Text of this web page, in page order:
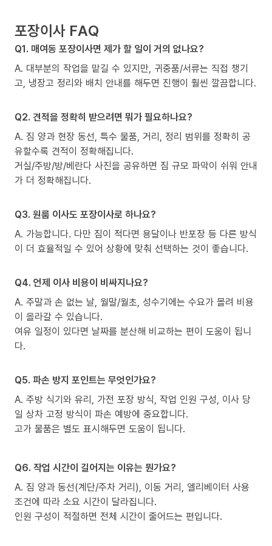
포장이사 FAQ
Q1. 매여동 포장이사면 제가 할 일이 거의 없나요?
A. 대부분의 작업을 맡길 수 있지만, 귀중품/서류는 직접 챙기
고, 냉장고 정리와 배치 안내를 해두면 진행이 훨씬 깔끔합니다.
Q2. 견적을 정확히 받으려면 뭐가 필요하나요?
A. 짐 양과 현장 동선, 특수 물품, 거리, 정리 범위를 정확히 공
유할수록 견적이 정확해집니다.
거실/주방/방/베란다 사진을 공유하면 짐 규모 파악이 쉬워 안내
가 더 정확해집니다.
Q3. 원룸 이사도 포장이사로 하나요?
A. 가능합니다. 다만 짐이 적다면 용달이나 반포장 등 다른 방식
이 더 효율적일 수 있어 상황에 맞춰 선택하는 것이 좋습니다.
Q4. 언제 이사 비용이 비싸지나요?
A. 주말과 손 없는 날, 월말/월초, 성수기에는 수요가 몰려 비용
이 올라갈 수 있습니다.
여유 일정이 있다면 날짜를 분산해 비교하는 편이 도움이 됩니
다.
Q5. 파손 방지 포인트는 무엇인가요?
A. 주방 식기와 유리, 가전 포장 방식, 작업 인원 구성, 이사 당
일 상차 고정 방식이 파손 예방에 중요합니다.
고가 물품은 별도 표시해두면 도움이 됩니다.
Q6. 작업 시간이 길어지는 이유는 뭔가요?
A. 짐 양과 동선(계단/주차 거리), 이동 거리, 엘리베이터 사용
조건에 따라 소요 시간이 달라집니다.
인원 구성이 적절하면 전체 시간이 줄어드는 편입니다.